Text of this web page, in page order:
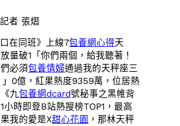
者 張熠
口在同班》上線7包養網心得天
量破1「你們兩個，給我聽著！
必須包養情婦通過我的天秤座三
0億，紅果熱度9359萬，位居熱
九包養網dcard號秘事之黑帷背
小時即登B站熱搜榜TOP1，最高
我的愛是X甜心花園 ，那林天秤